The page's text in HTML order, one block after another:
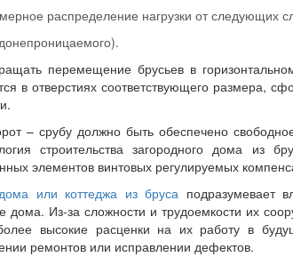
распределение нагрузки от следующих
перемещение брусьев в
в отверстиях соответствующего размера,
– срубу должно быть обеспечено
строительства загородного дома из
элементов винтовых регулируемых
или коттеджа из бруса подразумевает
Из-за сложности и трудоемкости их
высокие расценки на их работу в
ремонтов или исправлении дефектов.